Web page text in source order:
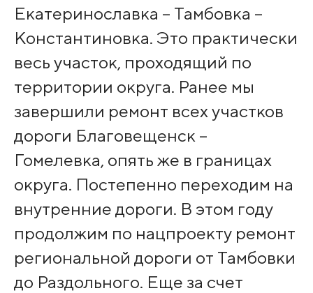
Екатеринославка – Тамбовка –
Константиновка. Это практически
весь участок, проходящий по
территории округа. Ранее мы
завершили ремонт всех участков
дороги Благовещенск –
Гомелевка, опять же в границах
округа. Постепенно переходим на
внутренние дороги. В этом году
продолжим по нацпроекту ремонт
региональной дороги от Тамбовки
до Раздольного. Еще за счет